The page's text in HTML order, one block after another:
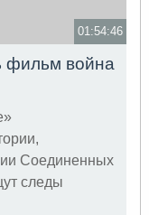
01:54:46
фильм война
Соединенных
следы